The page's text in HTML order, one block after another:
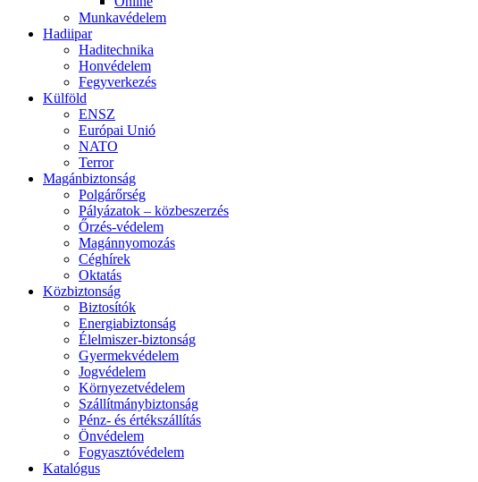
Munkavédelem
Hadiipar
Haditechnika
Honvédelem
Fegyverkezés
Külföld
ENSZ
Európai Unió
NATO
Terror
Magánbiztonság
Polgárőrség
Pályázatok – közbeszerzés
Őrzés-védelem
Magánnyomozás
Céghírek
Oktatás
Közbiztonság
Biztosítók
Energiabiztonság
Élelmiszer-biztonság
Gyermekvédelem
Jogvédelem
Környezetvédelem
Szállítmánybiztonság
Pénz- és értékszállítás
Önvédelem
Fogyasztóvédelem
Katalógus